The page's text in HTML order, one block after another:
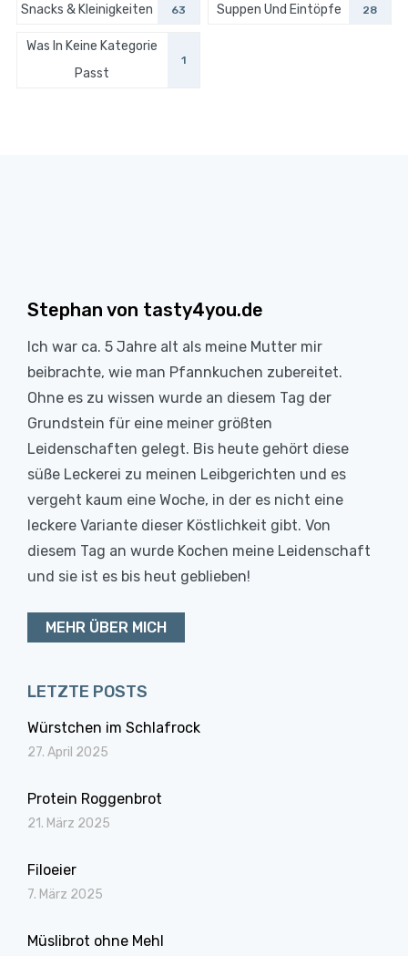
Snacks & Kleinigkeiten 63 Suppen Und Eintöpfe 28
Was In Keine Kategorie
Passt
1
Stephan von tasty4you.de
Ich war ca. 5 Jahre alt als meine Mutter mir
beibrachte, wie man Pfannkuchen zubereitet.
Ohne es zu wissen wurde an diesem Tag der
Grundstein für eine meiner größten
Leidenschaften gelegt. Bis heute gehört diese
süße Leckerei zu meinen Leibgerichten und es
vergeht kaum eine Woche, in der es nicht eine
leckere Variante dieser Köstlichkeit gibt. Von
diesem Tag an wurde Kochen meine Leidenschaft
und sie ist es bis heut geblieben!
MEHR ÜBER MICH
LETZTE POSTS
Würstchen im Schlafrock
27. April 2025
Protein Roggenbrot
21. März 2025
Filoeier
7. März 2025
Müslibrot ohne Mehl